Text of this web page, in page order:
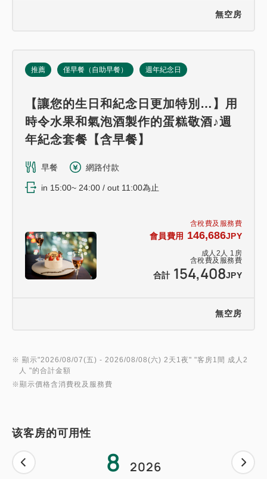
無空房
含稅費及服務費
會員費用 146,686JPY
成人 2 人 1 房
含稅費及服務費
合計 154,408JPY
推薦 僅早餐（自助早餐） 週年紀念日
【讓您的生日和紀念日更加特別…】用
時令水果和氣泡酒製作的蛋糕敬酒♪週
年紀念套餐【含早餐】
早餐 網路付款
in 15:00~ 24:00 / out 11:00為止
無空房
※ 顯示"2026/08/07(五) - 2026/08/08(六) 2天1夜" "客房1間 成人2
人 "的合計金額
※顯示價格含消費稅及服務費
该客房的可用性
8 2026